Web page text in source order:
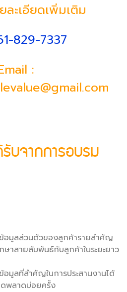
ละเอียดเพิ่มเติม
829-7337
:
รับจากการอบรม
อมูลส่วนตัวของลูกค้ารายสำคัญ
ษาสายสัมพันธ์กับลูกค้าในระยะยาว
อมูลที่สำคัญในการประสานงานได้
ดพลาดบ่อยครั้ง